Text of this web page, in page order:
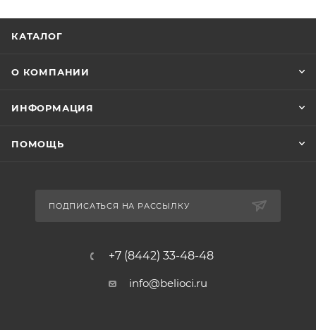
КАТАЛОГ
О КОМПАНИИ
ИНФОРМАЦИЯ
ПОМОЩЬ
ПОДПИСАТЬСЯ НА РАССЫЛКУ
+7 (8442) 33-48-48
info@belioci.ru